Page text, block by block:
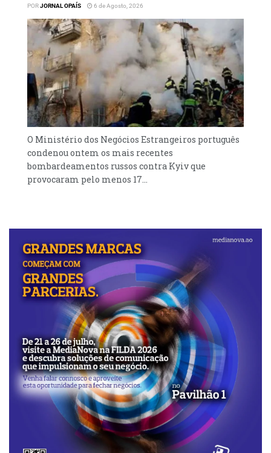
PORJORNAL OPAÍS 6 de Agosto, 2026
O Ministério dos Negócios Estrangeiros português
condenou ontem os mais recentes
bombardeamentos russos contra Kyiv que
provocaram pelo menos 17...